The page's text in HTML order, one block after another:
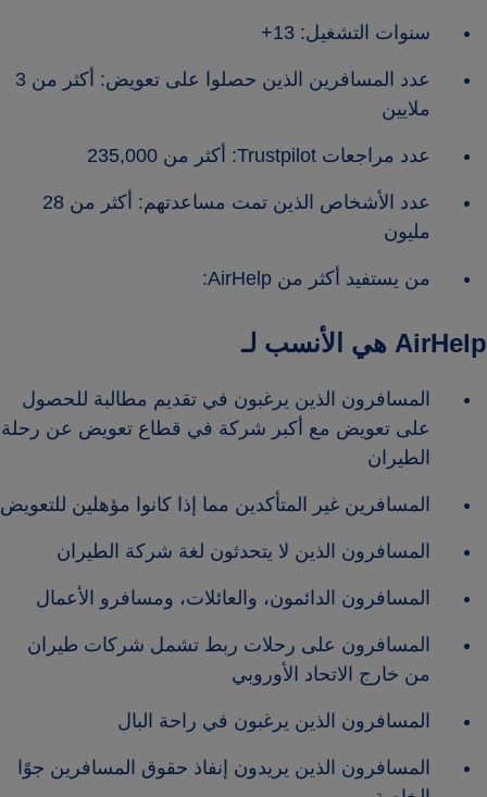
سنوات التشغيل: 13+
عدد المسافرين الذين حصلوا على تعويض: أكثر من 3
ملايين
عدد مراجعات Trustpilot: أكثر من 235,000
عدد الأشخاص الذين تمت مساعدتهم: أكثر من 28
مليون
من يستفيد أكثر من AirHelp:
AirHelp هي الأنسب لـ
المسافرون الذين يرغبون في تقديم مطالبة للحصول
على تعويض مع أكبر شركة في قطاع تعويض عن رحلة
الطيران
المسافرين غير المتأكدين مما إذا كانوا مؤهلين للتعويض
المسافرون الذين لا يتحدثون لغة شركة الطيران
المسافرون الدائمون، والعائلات، ومسافرو الأعمال
المسافرون على رحلات ربط تشمل شركات طيران
من خارج الاتحاد الأوروبي
المسافرون الذين يرغبون في راحة البال
المسافرون الذين يريدون إنفاذ حقوق المسافرين جوًا